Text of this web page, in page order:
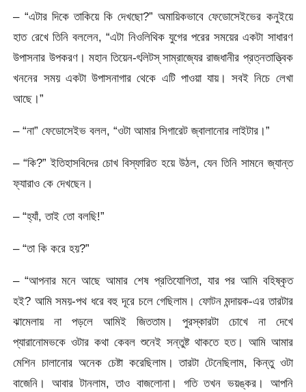
– “এটার দিকে তাকিয়ে কি দেখছো?” অমায়িকভাবে ফেডোসেইভের কনুইয়ে
হাত রেখে তিনি বললেন, “এটা নিওলিথিক যুগের পরের সময়ের একটা সাধারণ
উপাসনার উপকরণ। মহান তিয়েন-ৎলিটস্‌ সাম্রাজ্যের রাজধানীর প্রত্নতাত্ত্বিক
খননের সময় একটা উপাসনাগার থেকে এটি পাওয়া যায়। সবই নিচে লেখা
আছে।”
– “না” ফেডোসেইভ বলল, “ওটা আমার সিগারেট জ্বালানোর লাইটার।”
– “কি?” ইতিহাসবিদের চোখ বিস্ফারিত হয়ে উঠল, যেন তিনি সামনে জ্যান্ত
ফ্যারাও কে দেখছেন।
– “হ্যাঁ, তাই তো বলছি!”
– “তা কি করে হয়?”
– “আপনার মনে আছে আমার শেষ প্রতিযোগিতা, যার পর আমি বহিষ্কৃত
হই? আমি সময়-পথ ধরে বহু দূরে চলে গেছিলাম। ফোটন মন্দায়ক-এর তারটার
ঝামেলায় না পড়লে আমিই জিততাম। পুরস্কারটা চোখে না দেখে
প্যারানোমভকে ওটার কথা কেবল শুনেই সন্তুষ্ট থাকতে হত। আমি আমার
মেশিন চালানোর অনেক চেষ্টা করেছিলাম। তারটা টেনেছিলাম, কিন্তু ওটা
বাজেনি। আবার টানলাম, তাও বাজলোনা। গতি তখন ভয়ঙ্কর। আপনি